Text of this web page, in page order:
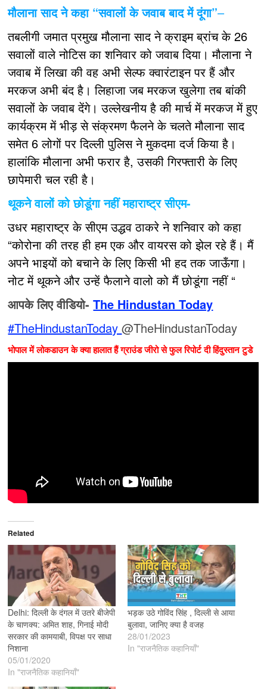
मौलाना साद ने कहा “सवालों के जवाब बाद में दूंगा”–
तबलीगी जमात प्रमुख मौलाना साद ने क्राइम ब्रांच के 26
सवालों वाले नोटिस का शनिवार को जवाब दिया। मौलाना ने
जवाब में लिखा की वह अभी सेल्फ क्वारंटाइन पर हैं और
मरकज अभी बंद है। लिहाजा जब मरकज खुलेगा तब बांकी
सवालों के जवाब देंगे। उल्लेखनीय है की मार्च में मरकज में हुए
कार्यक्रम में भीड़ से संक्रमण फैलने के चलते मौलाना साद
समेत 6 लोगों पर दिल्ली पुलिस ने मुकदमा दर्ज किया है।
हालांकि मौलाना अभी फरार है, उसकी गिरफ्तारी के लिए
छापेमारी चल रही है।
थूकने वालों को छोडूंगा नहीं महाराष्ट्र सीएम-
उधर महाराष्ट्र के सीएम उद्धव ठाकरे ने शनिवार को कहा
“कोरोना की तरह ही हम एक और वायरस को झेल रहे हैं। मैं
अपने भाइयों को बचाने के लिए किसी भी हद तक जाऊँगा।
नोट में थूकने और उन्हें फैलाने वालो को मैं छोडूंगा नहीं “
आपके लिए वीडियो-The Hindustan Today
#TheHindustanToday@TheHindustanToday
भोपाल में लोकडाउन के क्या हालात हैं ग्राउंड जीरो से फुल रिपोर्ट दी हिंदुस्तान टुडे
Related
Delhi: दिल्ली के दंगल में उतरे बीजेपी
के चाणक्य: अमित शाह, गिनाई मोदी
सरकार की कामयाबी, विपक्ष पर साधा
निशाना
05/01/2020
In "राजनैतिक कहानियाँ"
भड़क उठे गोविंद सिंह , दिल्ली से आया
बुलावा, जानिए क्या है वजह
28/01/2023
In "राजनैतिक कहानियाँ"